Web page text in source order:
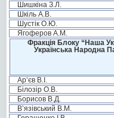
Шишкіна З.Л.
Шкіль А.В.
Шустік О.Ю.
Ягоферов А.М.
Фракція Блоку “Наша
Українська Народна
Ар’єв В.І.
Білозір О.В.
Борисов В.Д.
В’язівський В.М.